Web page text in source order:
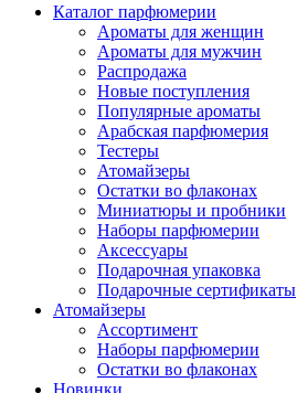
Каталог парфюмерии
Ароматы для женщин
Ароматы для мужчин
Распродажа
Новые поступления
Популярные ароматы
Арабская парфюмерия
Тестеры
Атомайзеры
Остатки во флаконах
Миниатюры и пробники
Наборы парфюмерии
Аксессуары
Подарочная упаковка
Подарочные сертификаты
Атомайзеры
Ассортимент
Наборы парфюмерии
Остатки во флаконах
Новинки